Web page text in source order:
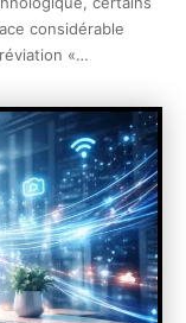
considérable
«…